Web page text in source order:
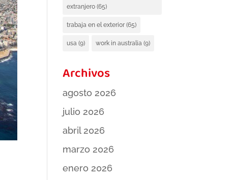
extranjero (65)
trabaja en el exterior (65)
usa (9) work in australia (9)
Archivos
agosto 2026
julio 2026
abril 2026
marzo 2026
enero 2026